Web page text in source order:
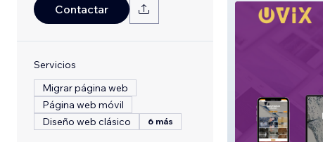
Contactar
Servicios
Migrar página web
Página web móvil
Diseño web clásico
6 más